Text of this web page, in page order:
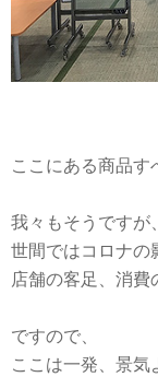
ここにある商品す
我々もそうですが、
世間ではコロナの
店舗の客足、消費
ですので、
ここは一発、景気